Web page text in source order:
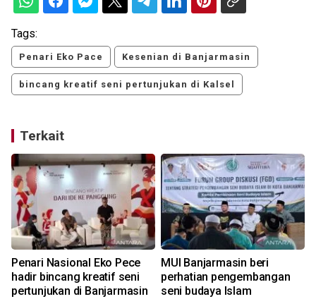
Tags:
Penari Eko Pace Kesenian di Banjarmasin
bincang kreatif seni pertunjukan di Kalsel
Terkait
Penari Nasional Eko Pece
hadir bincang kreatif seni
pertunjukan di Banjarmasin
MUI Banjarmasin beri
perhatian pengembangan
seni budaya Islam